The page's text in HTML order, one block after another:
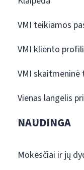
VMI teikiamos
VMI kliento
VMI
Vienas langelis
NAUDINGA
Mokesčiai ir jų